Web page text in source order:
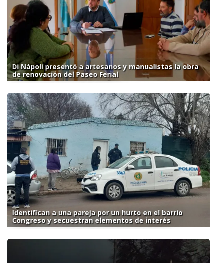
Di Nápoli presentó a artesanos y manualistas la obra
de renovación del Paseo Ferial
Identifican a una pareja por un hurto en el barrio
Congreso y secuestran elementos de interés